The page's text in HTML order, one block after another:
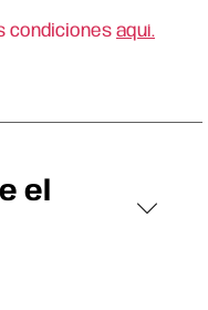
condiciones aquí.
el